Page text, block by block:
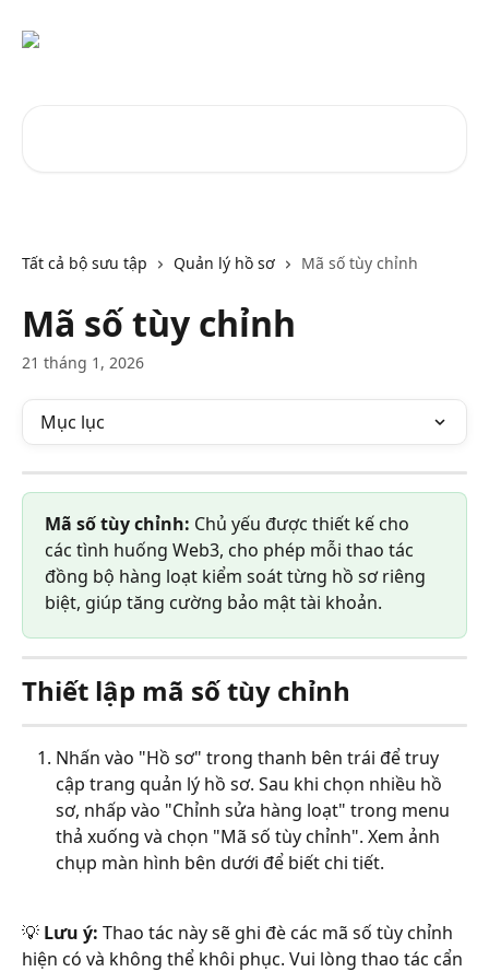
Tất cả bộ sưu tập Quản lý hồ sơ Mã số tùy chỉnh
Mã số tùy chỉnh
21 tháng 1, 2026
Mục lục
Mã số tùy chỉnh: Chủ yếu được thiết kế cho
các tình huống Web3, cho phép mỗi thao tác
đồng bộ hàng loạt kiểm soát từng hồ sơ riêng
biệt, giúp tăng cường bảo mật tài khoản.
Thiết lập mã số tùy chỉnh
Nhấn vào "Hồ sơ" trong thanh bên trái để truy
cập trang quản lý hồ sơ. Sau khi chọn nhiều hồ
sơ, nhấp vào "Chỉnh sửa hàng loạt" trong menu
thả xuống và chọn "Mã số tùy chỉnh". Xem ảnh
chụp màn hình bên dưới để biết chi tiết.
💡 Lưu ý: Thao tác này sẽ ghi đè các mã số tùy chỉnh
hiện có và không thể khôi phục. Vui lòng thao tác cẩn